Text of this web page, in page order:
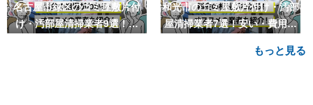
名古屋市緑区のゴミ屋敷片付
け・汚部屋清掃業者9選！安
和光市のゴミ屋敷片付け・汚部
屋清掃業者7選！安い・費用相
もっと見る